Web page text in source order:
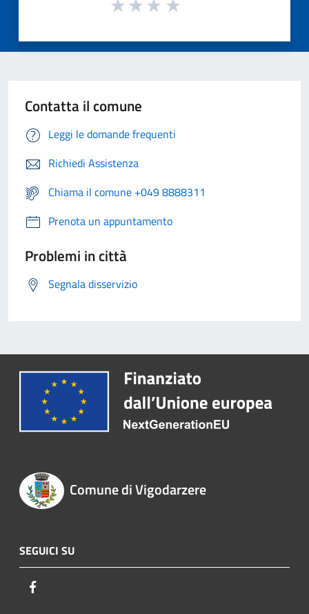
Contatta il comune
Leggi le domande frequenti
Richiedi Assistenza
Chiama il comune +049 8888311
Prenota un appuntamento
Problemi in città
Segnala disservizio
Comune di Vigodarzere
SEGUICI SU